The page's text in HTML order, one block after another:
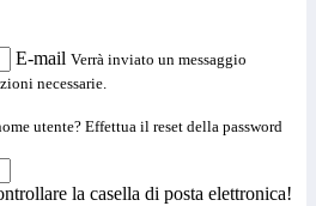
E-mail Verrà inviato un messaggio
necessarie.
utente? Effettua il reset della password
la casella di posta elettronica!